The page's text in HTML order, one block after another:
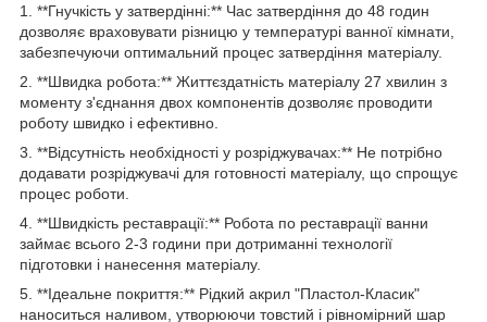
1. **Гнучкість у затвердінні:** Час затвердіння до 48 годин
дозволяє враховувати різницю у температурі ванної кімнати,
забезпечуючи оптимальний процес затвердіння матеріалу.
2. **Швидка робота:** Життєздатність матеріалу 27 хвилин з
моменту з'єднання двох компонентів дозволяє проводити
роботу швидко і ефективно.
3. **Відсутність необхідності у розріджувачах:** Не потрібно
додавати розріджувачі для готовності матеріалу, що спрощує
процес роботи.
4. **Швидкість реставрації:** Робота по реставрації ванни
займає всього 2-3 години при дотриманні технології
підготовки і нанесення матеріалу.
5. **Ідеальне покриття:** Рідкий акрил "Пластол-Класик"
наноситься наливом, утворюючи товстий і рівномірний шар